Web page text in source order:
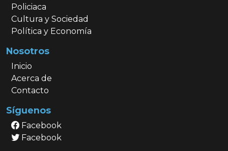
Policiaca
Cultura y Sociedad
Política y Economía
Nosotros
Inicio
Acerca de
Contacto
Síguenos
Facebook
Facebook